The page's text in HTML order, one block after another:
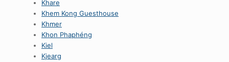
Khare
Khem Kong Guesthouse
Khmer
Khon Phaphéng
Kiel
Kjearg